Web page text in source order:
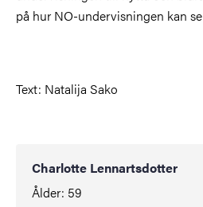
på hur NO-undervisningen kan
Text: Natalija Sako
Charlotte Lennartsdotter
Ålder: 59